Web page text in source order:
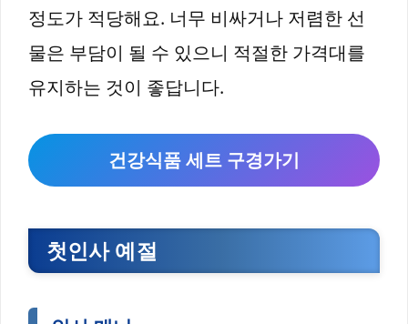
정도가 적당해요. 너무 비싸거나 저렴한 선
물은 부담이 될 수 있으니 적절한 가격대를
유지하는 것이 좋답니다.
건강식품 세트 구경가기
첫인사 예절